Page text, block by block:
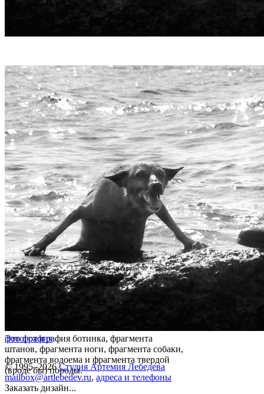
Это фотография ботинка, фрагмента
штанов, фрагмента ноги, фрагмента собаки,
фрагмента водоема и фрагмента твердой
(вроде бы) породы.
фотография
© 1995–2026 Студия Артемия Лебедева
mailbox@artlebedev.ru, адреса и телефоны
Заказать дизайн...